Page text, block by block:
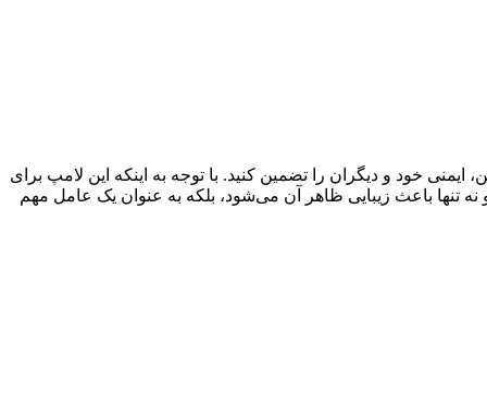
جاده‌های ناامن، ایمنی خود و دیگران را تضمین کنید. با توجه به اینکه این لامپ برای
تنها باعث زیبایی ظاهر آن می‌شود، بلکه به عنوان یک عامل مهم